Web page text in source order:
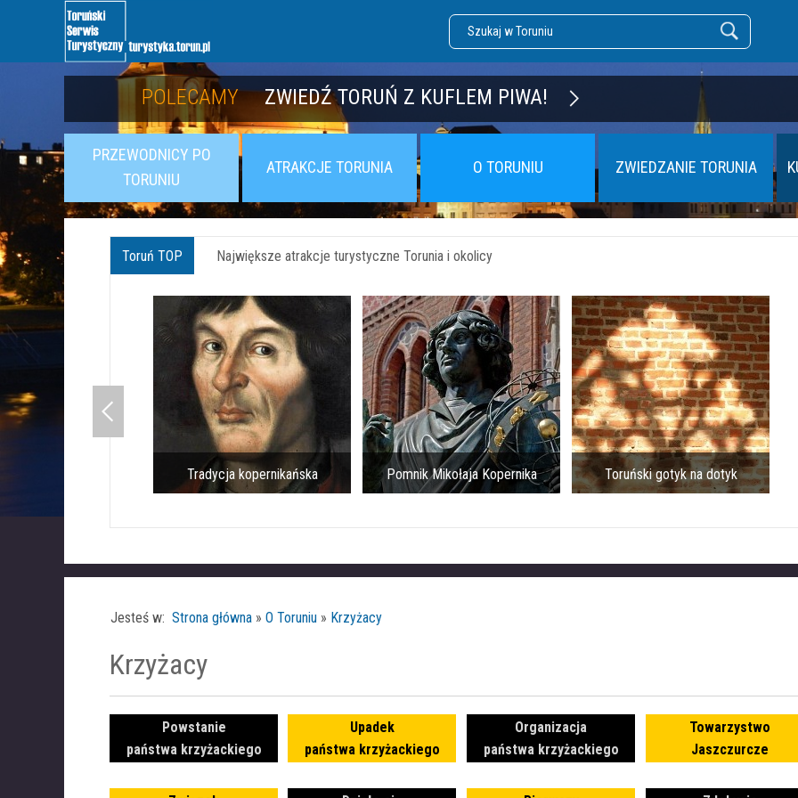
POLECAMY POZNAJ TWIERDZĘ TORUŃ
PRZEWODNICY PO
TORUNIU
ATRAKCJE TORUNIA O TORUNIU ZWIEDZANIE TORUNIA
Toruń TOP Największe atrakcje turystyczne Torunia i okolicy
Tradycja kopernikańska Pomnik Mikołaja Kopernika Toruński gotyk na dotyk Ratusz
Jesteś w: Strona główna » O Toruniu » Krzyżacy
Krzyżacy
Powstanie
państwa krzyżackiego
Upadek
państwa krzyżackiego
Organizacja
państwa krzyżackiego
Towarzystwo
Jaszczurcze